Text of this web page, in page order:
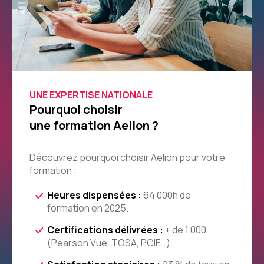
UNE EXPERTISE NATIONALE
Pourquoi choisir
une formation Aelion ?
Découvrez pourquoi choisir Aelion pour votre
formation :
Heures dispensées : 64 000h de
formation en 2025.
Certifications délivrées : + de 1 000
(Pearson Vue, TOSA, PCIE…).